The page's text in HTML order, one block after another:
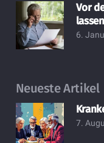
Vor
lassen
6.
Neueste Artikel
7.